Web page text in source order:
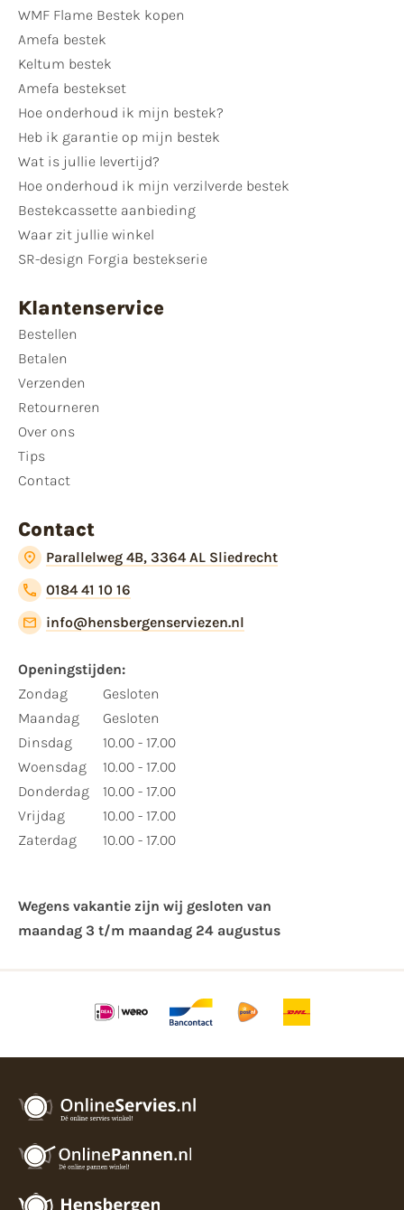
WMF Flame Bestek kopen
Amefa bestek
Keltum bestek
Amefa bestekset
Hoe onderhoud ik mijn bestek?
Heb ik garantie op mijn bestek
Wat is jullie levertijd?
Hoe onderhoud ik mijn verzilverde bestek
Bestekcassette aanbieding
Waar zit jullie winkel
SR-design Forgia bestekserie
Klantenservice
Bestellen
Betalen
Verzenden
Retourneren
Over ons
Tips
Contact
Contact
Parallelweg 4B, 3364 AL Sliedrecht
0184 41 10 16
info@hensbergenserviezen.nl
Openingstijden:
Zondag
Maandag
Dinsdag
Woensdag
Donderdag
Vrijdag
Zaterdag
Gesloten
Gesloten
10.00 - 17.00
10.00 - 17.00
10.00 - 17.00
10.00 - 17.00
10.00 - 17.00
Wegens vakantie zijn wij gesloten van ​
maandag 3 t/m maandag 24 augustus